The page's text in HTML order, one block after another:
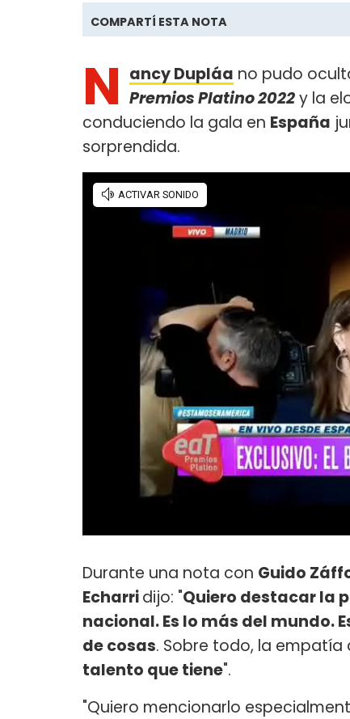
COMPARTÍ ESTA NOTA
N ancy Dupláa no pudo
Premios Platino 2022y la
conduciendo la gala en España
sorprendida.
Durante una nota con Guido
Echarridijo: "Quiero destacar la
nacional. Es lo más del mundo.
de cosas. Sobre todo, la
talento que tiene".
"Quiero mencionarlo